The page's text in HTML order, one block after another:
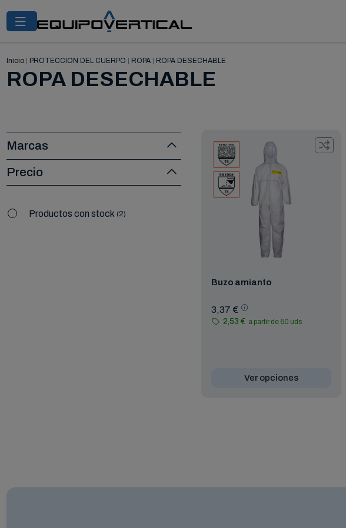
Inicio| PROTECCION DEL CUERPO ROPA| ROPA DESECHABLE
ROPA DESECHABLE
Buzo amianto
3,37 €
2,53 € a partir de 50 uds
Ver opciones
Marcas
Precio
Productos con stock 2